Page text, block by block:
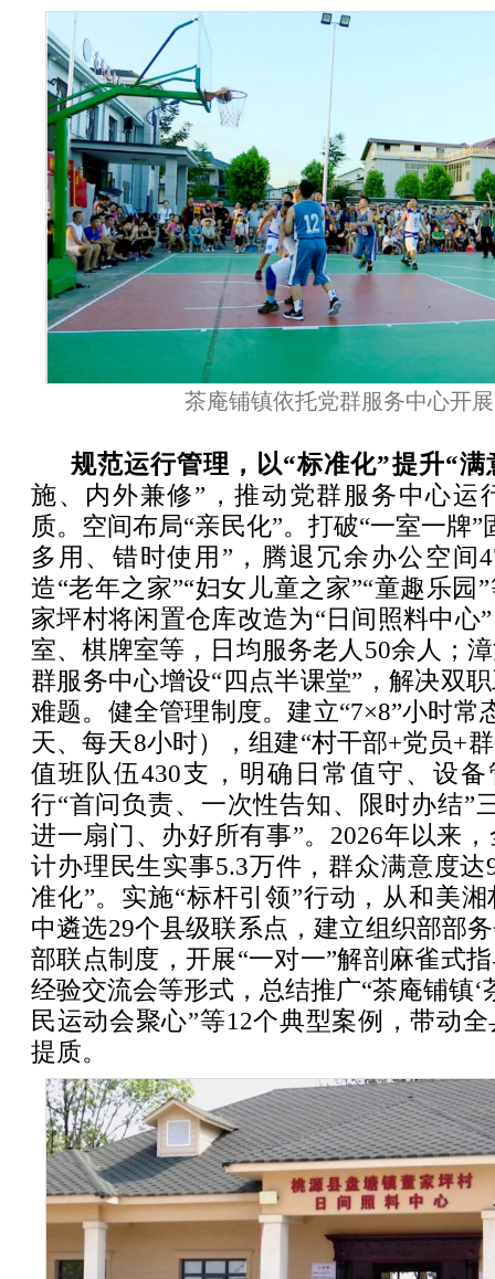
茶庵铺镇依托党群服务中心开
规范运行管理，以“标准化”提升“满
施、内外兼修”，推动党群服务中心运
质。空间布局“亲民化”。打破“一室一牌
多用、错时使用”，腾退冗余办公空间
造“老年之家”“妇女儿童之家”“童趣乐园
家坪村将闲置仓库改造为“日间照料中心
室、棋牌室等，日均服务老人50余人；
群服务中心增设“四点半课堂”，解决双
难题。健全管理制度。建立“7×8”小时常
天、每天8小时），组建“村干部+党员+
值班队伍430支，明确日常值守、设
行“首问负责、一次性告知、限时办结”
进一扇门、办好所有事”。2026年以来
计办理民生实事5.3万件，群众满意度达
准化”。实施“标杆引领”行动，从和美
中遴选29个县级联系点，建立组织部部
部联点制度，开展“一对一”解剖麻雀式
经验交流会等形式，总结推广“茶庵铺镇‘
民运动会聚心”等12个典型案例，带动
提质。